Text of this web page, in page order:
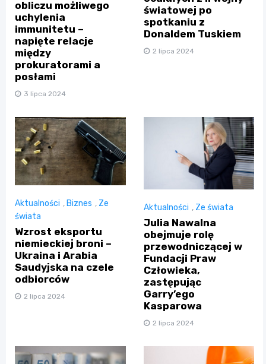
obliczu możliwego
uchylenia
immunitetu –
napięte relacje
między
prokuratorami a
posłami
3 lipca 2024
światowej po
spotkaniu z
Donaldem Tuskiem
2 lipca 2024
Aktualności , Biznes , Ze
świata
Wzrost eksportu
niemieckiej broni –
Ukraina i Arabia
Saudyjska na czele
odbiorców
2 lipca 2024
Aktualności , Ze świata
Julia Nawalna
obejmuje rolę
przewodniczącej w
Fundacji Praw
Człowieka,
zastępując
Garry’ego
Kasparowa
2 lipca 2024